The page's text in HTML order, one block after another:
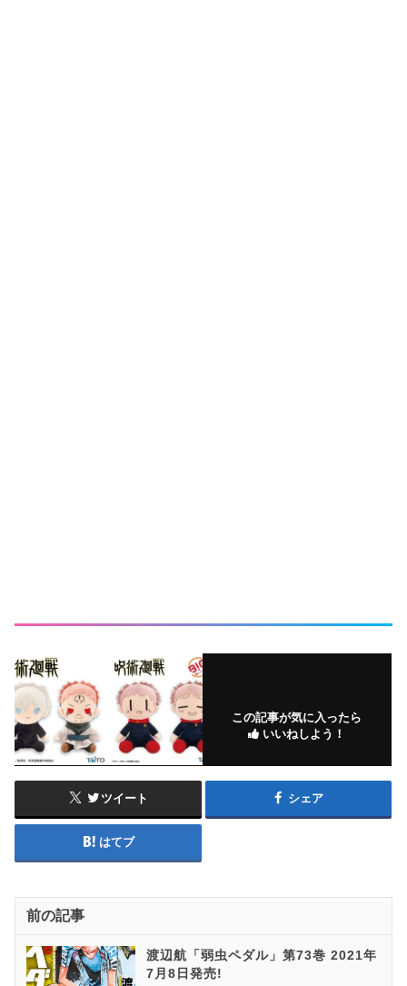
この記事が気に入ったら
いいねしよう！
ツイート シェア
はてブ
前の記事
渡辺航「弱虫ペダル」第73巻 2021年
7月8日発売!